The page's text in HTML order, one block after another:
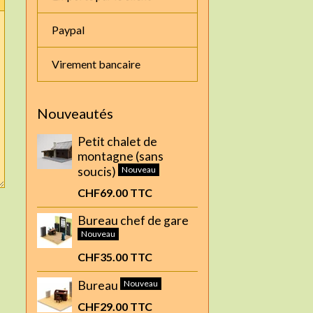
Paypal
Virement bancaire
Nouveautés
Petit chalet de
montagne (sans
soucis)
Nouveau
CHF69.00 TTC
Bureau chef de gare
Nouveau
CHF35.00 TTC
Bureau Nouveau
CHF29.00 TTC